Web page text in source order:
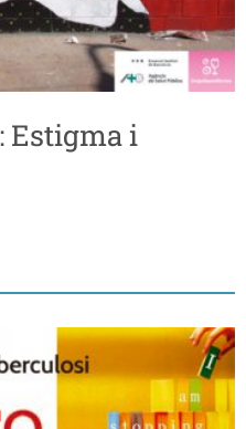
Estigma i